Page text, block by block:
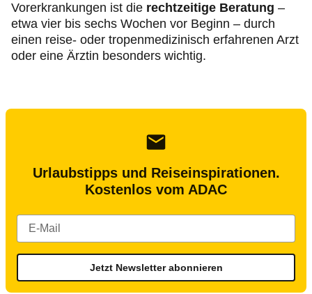
Vorerkrankungen ist die rechtzeitige Beratung –
etwa vier bis sechs Wochen vor Beginn – durch
einen reise- oder tropenmedizinisch erfahrenen Arzt
oder eine Ärztin besonders wichtig.
Urlaubstipps und Reiseinspirationen.
Kostenlos vom ADAC
Jetzt Newsletter abonnieren